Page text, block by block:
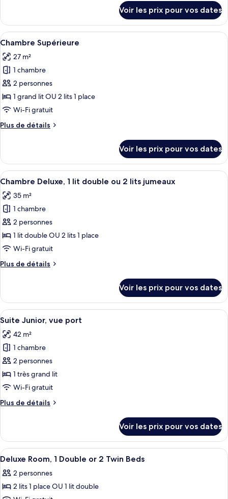
Double
ou
avec
lits
jumeaux
(Urban
Room)
le
type
de
Chambre
Standard
ou
avec
lits
jumeaux
(Urban
Voir les prix pour vos dates
Afficher
toutes
les
photos
pour
ce
type
chambre :
Couette en duvet d'oie, minibar,
6
Chambre Supérieure
27 m²
1 chambre
2 personnes
1 grand lit OU 2 lits 1 place
Wi-Fi gratuit
Plus de détails
Plus
le
type
de
Chambre
Supérieure
Voir les prix pour vos dates
Afficher
toutes
les
photos
pour
ce
type
chambre :
lit
double
ou
2
lits
jumeaux
Une chambre d’hôtel avec un lit, un
5
Chambre Deluxe, 1 lit double ou 2 lits jumeaux
35 m²
1 chambre
2 personnes
1 lit double OU 2 lits 1 place
Wi-Fi gratuit
Plus de détails
Plus
le
type
de
Chambre
Deluxe,
lit
double
ou
lits
Voir les prix pour vos dates
Afficher
toutes
les
photos
pour
ce
type
chambre :
vue
port
Couette en duvet d'oie, minibar,
5
Suite Junior, vue port
42 m²
1 chambre
2 personnes
1 très grand lit
Wi-Fi gratuit
Plus de détails
Plus
le
type
de
Suite
Junior,
Voir les prix pour vos dates
Afficher
toutes
les
photos
Une chambre d’hôtel avec un lit,
5
Deluxe Room, 1 Double or 2 Twin Beds
2 personnes
2 lits 1 place OU 1 lit double